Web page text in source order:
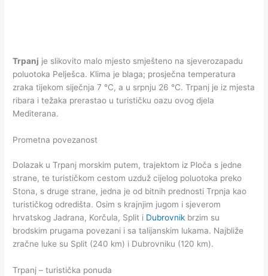
Trpanj je slikovito malo mjesto smješteno na sjeverozapadu
poluotoka Pelješca. Klima je blaga; prosječna temperatura
zraka tijekom siječnja 7 °C, a u srpnju 26 °C. Trpanj je iz mjesta
ribara i težaka prerastao u turističku oazu ovog djela
Mediterana.
Prometna povezanost
Dolazak u Trpanj morskim putem, trajektom iz Ploča s jedne
strane, te turističkom cestom uzduž cijelog poluotoka preko
Stona, s druge strane, jedna je od bitnih prednosti Trpnja kao
turističkog odredišta. Osim s krajnjim jugom i sjeverom
hrvatskog Jadrana, Korčula, Split i Dubrovnik brzim su
brodskim prugama povezani i sa talijanskim lukama. Najbliže
zračne luke su Split (240 km) i Dubrovniku (120 km).
Trpanj – turistička ponuda